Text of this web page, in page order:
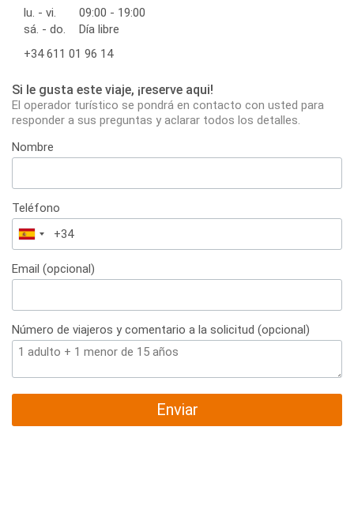
lu. - vi.
09:00 - 19:00
sá. - do.
Día libre
+34 611 01 96 14
Si le gusta este viaje, ¡reserve aqui!
El operador turístico se pondrá en contacto con usted para
responder a sus preguntas y aclarar todos los detalles.
Nombre
Teléfono
España
+34
Email (opcional)
Número de viajeros y comentario a la solicitud (opcional)
Enviar